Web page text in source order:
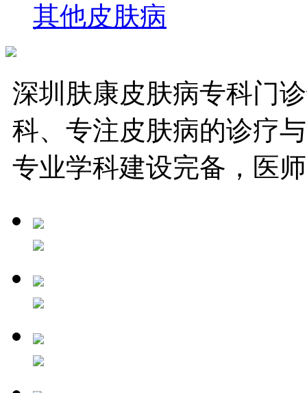
其他皮肤病
深圳肤康皮肤病专科门
科、专注皮肤病的诊疗
专业学科建设完备，医